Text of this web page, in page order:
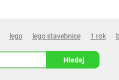
lego lego stavebnice 1 rok
Hledej